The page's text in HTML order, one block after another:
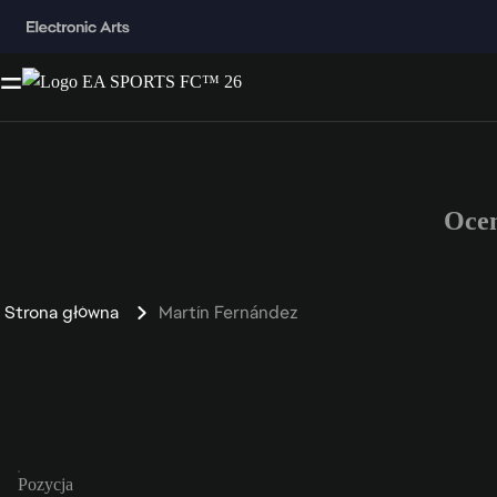
Strona główna Martín Fernández
Pozycja